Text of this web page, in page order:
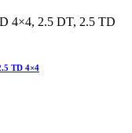
TD 4×4